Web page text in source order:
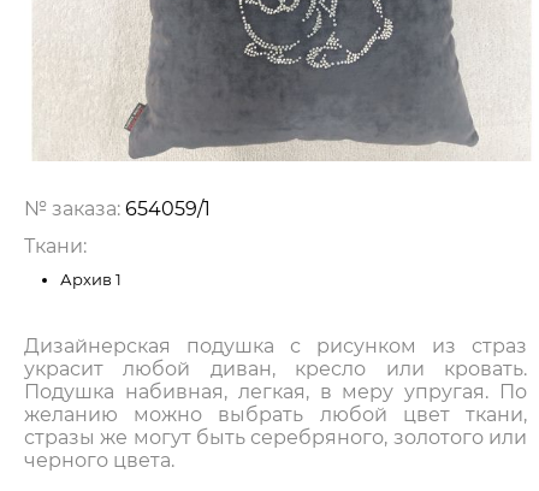
№ заказа: 654059/1
Ткани:
Архив 1
Дизайнерская подушка с рисунком из страз
украсит любой диван, кресло или кровать.
Подушка набивная, легкая, в меру упругая. По
желанию можно выбрать любой цвет ткани,
стразы же могут быть серебряного, золотого или
черного цвета.